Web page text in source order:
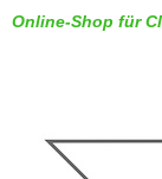
Online-Shop für